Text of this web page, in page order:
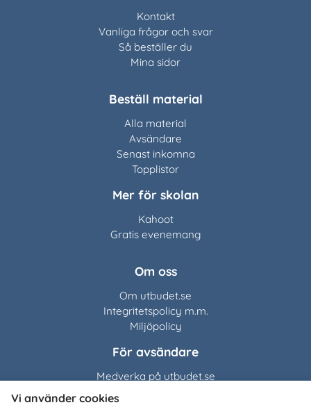
Kontakt
Vanliga frågor och svar
Så beställer du
Mina sidor
Beställ material
Alla material
Avsändare
Senast inkomna
Topplistor
Mer för skolan
Kahoot
Gratis evenemang
Om oss
Om utbudet.se
Integritetspolicy m.m.
Miljöpolicy
För avsändare
Medverka på utbudet.se
Vi använder cookies